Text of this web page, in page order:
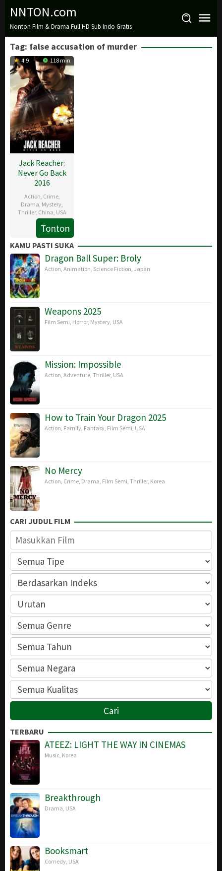
Loncat
konten
NNTON.com
Nonton Film & Drama Full HD Sub Indo Gratis
Tag: false accusation of murder
4.9 118 min
Jack Reacher:
Never Go Back
2016
Action Crime,
Drama Mystery
Thriller, China USA
19
Oct
2016
Edward
Zwick
Tonton
KAMU PASTI SUKA
Dragon Ball Super: Broly
Action Animation Science Fiction Japan
Weapons 2025
Film Semi Horror, Mystery USA
Mission: Impossible
Action Adventure Thriller, USA
How to Train Your Dragon 2025
Action Family Fantasy Film Semi USA
No Mercy
Action Crime Drama Film Semi Thriller, Korea
CARI JUDUL FILM
TERBARU
ATEEZ: LIGHT THE WAY IN CINEMAS
Music Korea
Breakthrough
Drama USA
Booksmart
Comedy USA